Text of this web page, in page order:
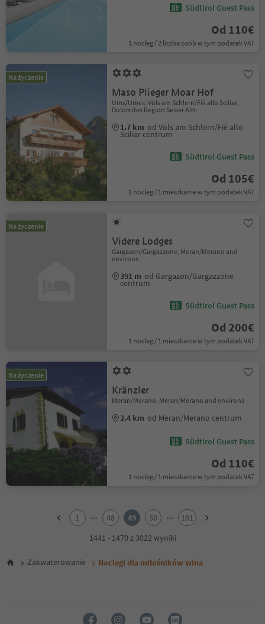
Südtirol Guest Pass
Od 110€
1 nocleg / 2 liczba osób w tym podatek VAT
Na życzenie
Maso Plieger Moar Hof
Ums/Umes, Völs am Schlern/Fiè allo Sciliar,
Dolomites Region Seiser Alm
1.7 km od Völs am Schlern/Fiè allo
Sciliar centrum
Südtirol Guest Pass
Od 105€
1 nocleg / 1 mieszkanie w tym podatek VAT
Na życzenie
Videre Lodges
Gargazon/Gargazzone, Meran/Merano and
environs
391 m od Gargazon/Gargazzone
centrum
Südtirol Guest Pass
Od 200€
1 nocleg / 1 mieszkanie w tym podatek VAT
Na życzenie
Kränzler
Meran/Merano, Meran/Merano and environs
2.4 km od Meran/Merano centrum
Südtirol Guest Pass
Od 110€
1 nocleg / 1 mieszkanie w tym podatek VAT
6
1 ... 48 49 50 ...
101
1441 - 1470 z 3022 wyniki
Zakwaterowanie Noclegi dla miłośników wina